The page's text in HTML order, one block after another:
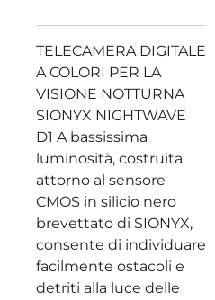
TELECAMERA DIGITALE
A COLORI PER LA
VISIONE NOTTURNA
SIONYX NIGHTWAVE
D1 A bassissima
luminosità, costruita
attorno al sensore
CMOS in silicio nero
brevettato di SIONYX,
consente di individuare
facilmente ostacoli e
detriti alla luce delle